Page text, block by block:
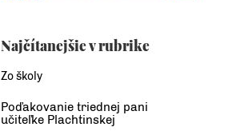
Najčítanejšie v rubrike
Zo školy
Poďakovanie triednej pani
učiteľke Plachtinskej